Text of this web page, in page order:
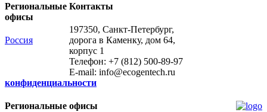
Региональные
офисы
Россия
Контакты
197350, Санкт-Петербург,
дорога в Каменку, дом 64,
корпус 1
Телефон: +7 (812) 500-89-97
E-mail: info@ecogеntech.ru
конфиденциальности
Региональные офисы